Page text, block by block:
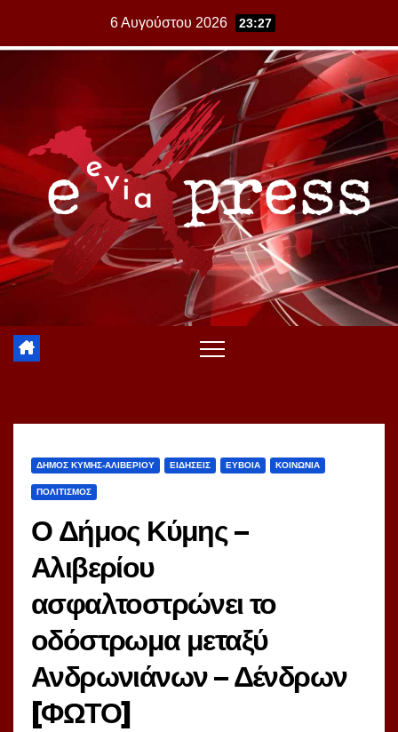
6 Αυγούστου 2026 23:27
ΔΗΜΟΣ ΚΥΜΗΣ-ΑΛΙΒΕΡΙΟΥ ΕΙΔΗΣΕΙΣ ΕΥΒΟΙΑ ΚΟΙΝΩΝΙΑ
ΠΟΛΙΤΙΣΜΟΣ
Ο Δήμος Κύμης –
Αλιβερίου
ασφαλτοστρώνει το
οδόστρωμα μεταξύ
Ανδρωνιάνων – Δένδρων
[ΦΩΤΟ]